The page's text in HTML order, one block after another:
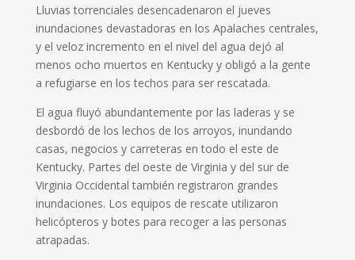
Lluvias torrenciales desencadenaron el jueves
inundaciones devastadoras en los Apalaches centrales,
y el veloz incremento en el nivel del agua dejó al
menos ocho muertos en Kentucky y obligó a la gente
a refugiarse en los techos para ser rescatada.
El agua fluyó abundantemente por las laderas y se
desbordó de los lechos de los arroyos, inundando
casas, negocios y carreteras en todo el este de
Kentucky. Partes del oeste de Virginia y del sur de
Virginia Occidental también registraron grandes
inundaciones. Los equipos de rescate utilizaron
helicópteros y botes para recoger a las personas
atrapadas.